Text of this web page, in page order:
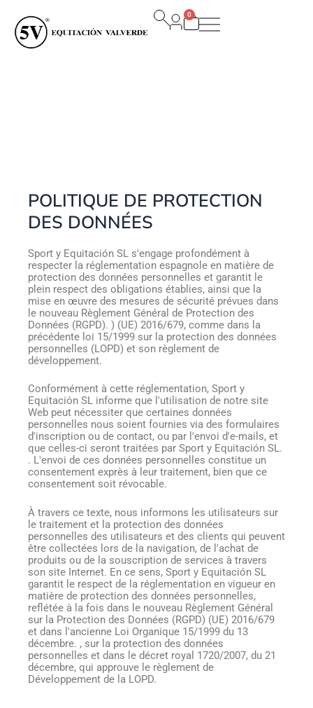
contenu
0
Panier
POLITIQUE DE PROTECTION
DES DONNÉES
Sport y Equitación SL s'engage profondément à
respecter la réglementation espagnole en matière de
protection des données personnelles et garantit le
plein respect des obligations établies, ainsi que la
mise en œuvre des mesures de sécurité prévues dans
le nouveau Règlement Général de Protection des
Données (RGPD). ) (UE) 2016/679, comme dans la
précédente loi 15/1999 sur la protection des données
personnelles (LOPD) et son règlement de
développement.
Conformément à cette réglementation, Sport y
Equitación SL informe que l'utilisation de notre site
Web peut nécessiter que certaines données
personnelles nous soient fournies via des formulaires
d'inscription ou de contact, ou par l'envoi d'e-mails, et
que celles-ci seront traitées par Sport y Equitación SL.
. L'envoi de ces données personnelles constitue un
consentement exprès à leur traitement, bien que ce
consentement soit révocable.
À travers ce texte, nous informons les utilisateurs sur
le traitement et la protection des données
personnelles des utilisateurs et des clients qui peuvent
être collectées lors de la navigation, de l'achat de
produits ou de la souscription de services à travers
son site Internet. En ce sens, Sport y Equitación SL
garantit le respect de la réglementation en vigueur en
matière de protection des données personnelles,
reflétée à la fois dans le nouveau Règlement Général
sur la Protection des Données (RGPD) (UE) 2016/679
et dans l'ancienne Loi Organique 15/1999 du 13
décembre. , sur la protection des données
personnelles et dans le décret royal 1720/2007, du 21
décembre, qui approuve le règlement de
Développement de la LOPD.